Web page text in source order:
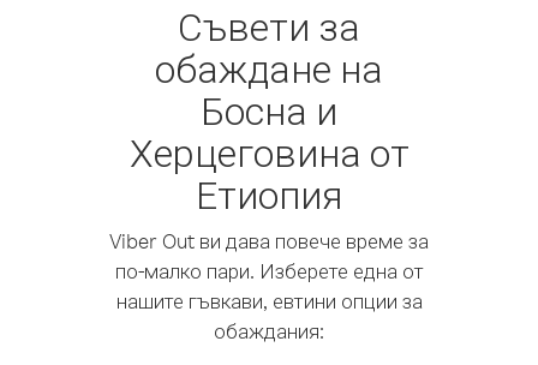
Съвети за
обаждане на
Босна и
Херцеговина от
Етиопия
Viber Out ви дава повече време за
по-малко пари. Изберете една от
нашите гъвкави, евтини опции за
обаждания: